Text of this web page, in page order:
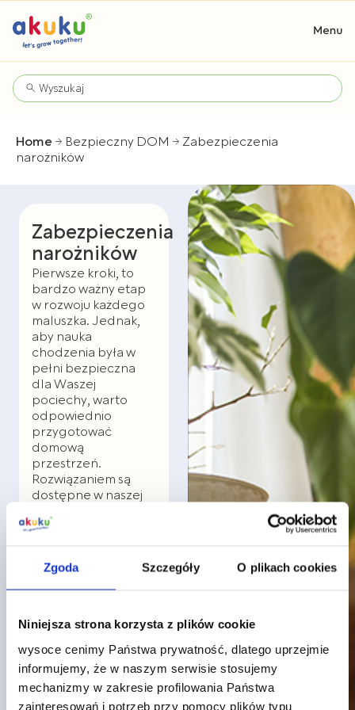
Zgoda Szczegóły O plikach cookies
Niniejsza strona korzysta z plików cookie
wysoce cenimy Państwa prywatność, dlatego uprzejmie
informujemy, że w naszym serwisie stosujemy
mechanizmy w zakresie profilowania Państwa
zainteresowań i potrzeb przy pomocy plików typu
Home Bezpieczny DOM
Zabezpieczenia
narożników
Zabezpieczenia
narożników
Pierwsze kroki, to
bardzo ważny etap
w rozwoju każdego
maluszka. Jednak,
aby nauka
chodzenia była w
pełni bezpieczna
dla Waszej
pociechy, warto
odpowiednio
przygotować
domową
przestrzeń.
Rozwiązaniem są
dostępne w naszej
zabezpieczenia
bez problemu
możecie
zamontować na
zakończeniach
stoły czy komody. W
każdym zestawie
znajdziecie 4 sztuki
zabezpieczeń,